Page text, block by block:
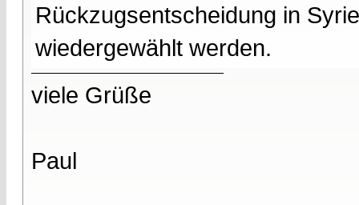
Rückzugsentscheidung in
wiedergewählt werden.
viele Grüße
Paul